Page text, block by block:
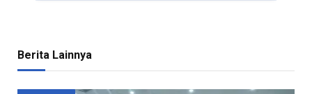
Berita Lainnya